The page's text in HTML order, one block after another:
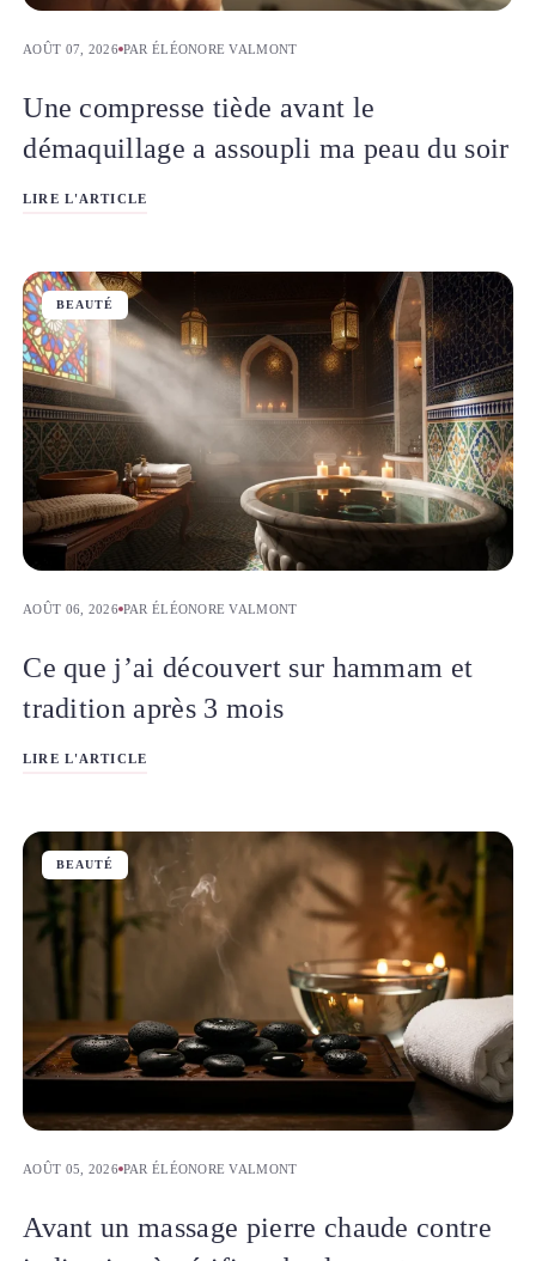
AOÛT 07, 2026 PAR ÉLÉONORE VALMONT
Une compresse tiède avant le
démaquillage a assoupli ma peau du soir
LIRE L'ARTICLE
BEAUTÉ
AOÛT 06, 2026 PAR ÉLÉONORE VALMONT
Ce que j’ai découvert sur hammam et
tradition après 3 mois
LIRE L'ARTICLE
BEAUTÉ
AOÛT 05, 2026 PAR ÉLÉONORE VALMONT
Avant un massage pierre chaude contre